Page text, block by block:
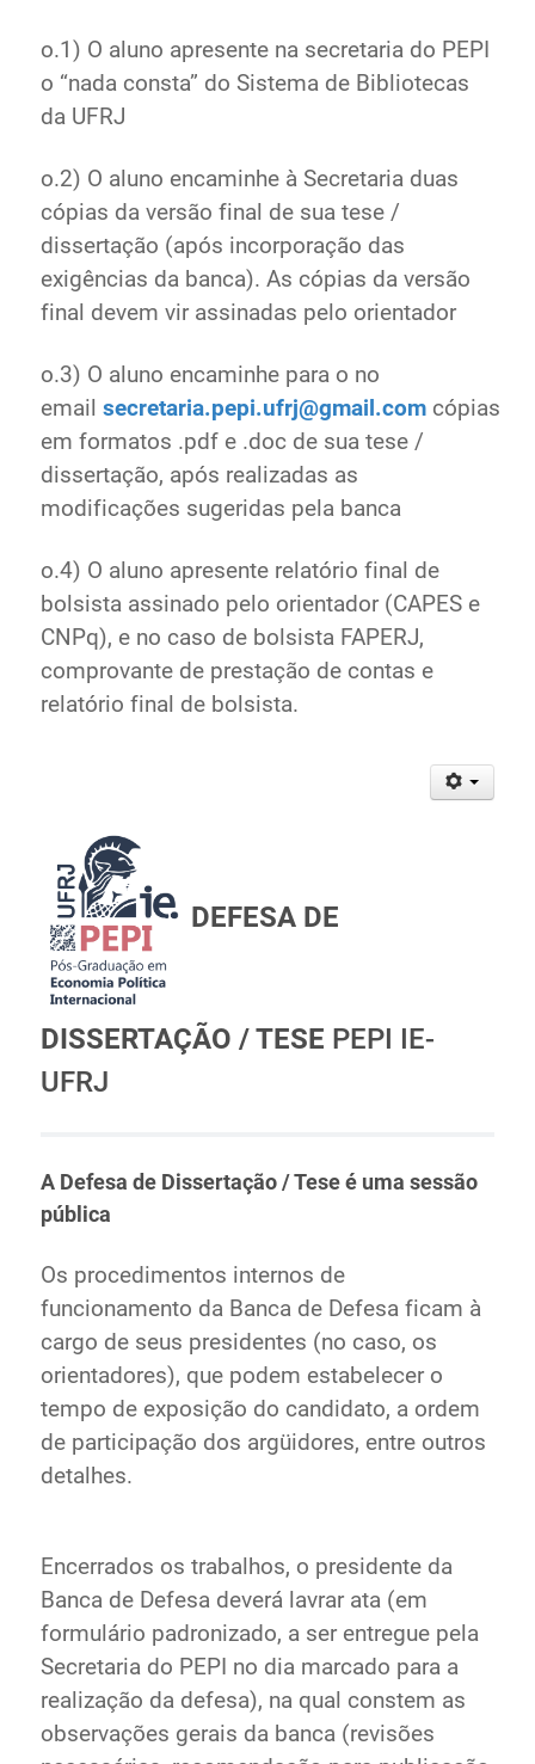
o.1) O aluno apresente na secretaria do PEPI
o “nada consta” do Sistema de Bibliotecas
da UFRJ
o.2) O aluno encaminhe à Secretaria duas
cópias da versão final de sua tese /
dissertação (após incorporação das
exigências da banca). As cópias da versão
final devem vir assinadas pelo orientador
o.3) O aluno encaminhe para o no
email secretaria.pepi.ufrj@gmail.comcópias
em formatos .pdf e .doc de sua tese /
dissertação, após realizadas as
modificações sugeridas pela banca
o.4) O aluno apresente relatório final de
bolsista assinado pelo orientador (CAPES e
CNPq), e no caso de bolsista FAPERJ,
comprovante de prestação de contas e
relatório final de bolsista.
DEFESA DE
DISSERTAÇÃO / TESE PEPI IE-
UFRJ
A Defesa de Dissertação / Tese é uma sessão
pública
Os procedimentos internos de
funcionamento da Banca de Defesa ficam à
cargo de seus presidentes (no caso, os
orientadores), que podem estabelecer o
tempo de exposição do candidato, a ordem
de participação dos argüidores, entre outros
detalhes.
Encerrados os trabalhos, o presidente da
Banca de Defesa deverá lavrar ata (em
formulário padronizado, a ser entregue pela
Secretaria do PEPI no dia marcado para a
realização da defesa), na qual constem as
observações gerais da banca (revisões